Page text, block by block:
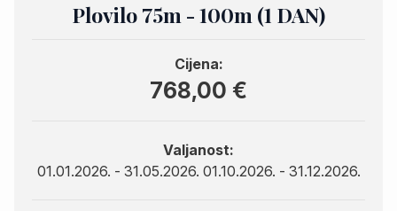
Plovilo 75m - 100m (1 DAN)
Cijena:
768,00 €
Valjanost:
01.01.2026. - 31.05.2026. 01.10.2026. - 31.12.2026.